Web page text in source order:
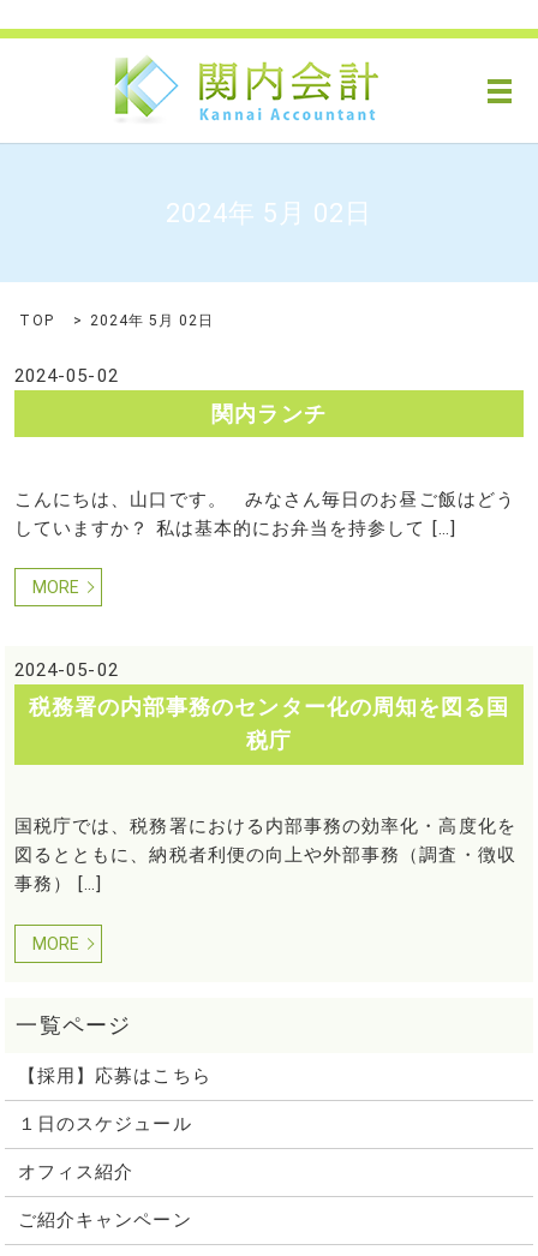
メ
2024年 5月 02日
TOP 2024年 5月 02日
2024-05-02
関内ランチ
こんにちは、山口です。 みなさん毎日のお昼ご飯はどう
していますか？ 私は基本的にお弁当を持参して […]
MORE
2024-05-02
税務署の内部事務のセンター化の周知を図る国
税庁
国税庁では、税務署における内部事務の効率化・高度化を
図るとともに、納税者利便の向上や外部事務（調査・徴収
事務） […]
MORE
【採用】応募はこちら
１日のスケジュール
オフィス紹介
ご紹介キャンペーン